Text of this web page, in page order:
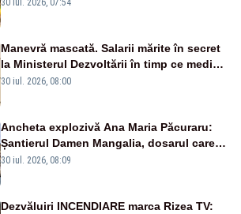
Manevră mascată. Salarii mărite în secret
la Ministerul Dezvoltării în timp ce medicii
ies în stradă
30 iul. 2026, 08:00
Ancheta explozivă Ana Maria Păcuraru:
Șantierul Damen Mangalia, dosarul care
scufundă apărarea României
30 iul. 2026, 08:09
Dezvăluiri INCENDIARE marca Rizea TV: